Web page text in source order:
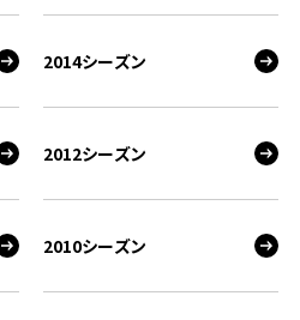
2014シーズン
2012シーズン
2010シーズン